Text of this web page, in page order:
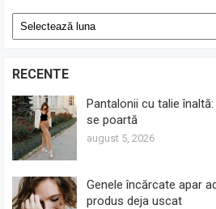
Arhive
RECENTE
Pantalonii cu talie
se poartă
august 5, 2026
Genele încărcate apar
produs deja uscat